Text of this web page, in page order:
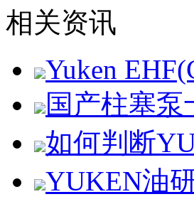
相关资讯
Yuken
国产柱塞泵
如何判断
YUKEN油